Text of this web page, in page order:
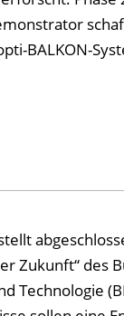
BALKON-
Zukunft“ des
Technologie